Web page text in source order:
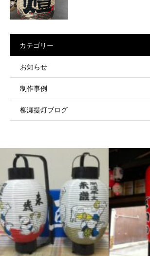
カテゴリー
お知らせ
制作事例
柳瀬提灯ブログ